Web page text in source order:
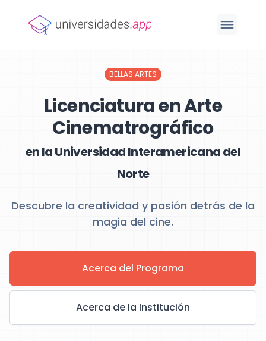
BELLAS ARTES
Licenciatura en Arte
Cinematrográfico
en la Universidad Interamericana del
Norte
Descubre la creatividad y pasión detrás de la
magia del cine.
Acerca del Programa
Acerca de la Institución